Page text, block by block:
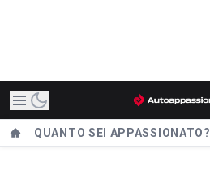
QUANTO SEI APPASSIONATO?